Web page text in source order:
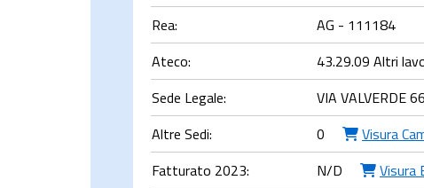
Rea:
AG - 111184
Ateco:
43.29.09 Altri
Sede Legale:
VIA VALVERDE
Altre Sedi:
0 Visura
Fatturato 2023:
N/D Visura